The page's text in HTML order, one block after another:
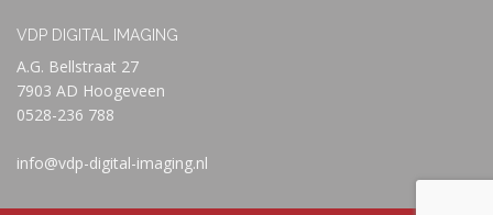
VDP DIGITAL IMAGING
A.G. Bellstraat 27
7903 AD Hoogeveen
0528-236 788
info@vdp-digital-imaging.nl